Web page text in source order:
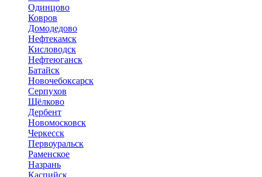
Одинцово
Ковров
Домодедово
Нефтекамск
Кисловодск
Нефтеюганск
Батайск
Новочебоксарск
Серпухов
Щёлково
Дербент
Новомосковск
Черкесск
Первоуральск
Раменское
Назрань
Каспийск